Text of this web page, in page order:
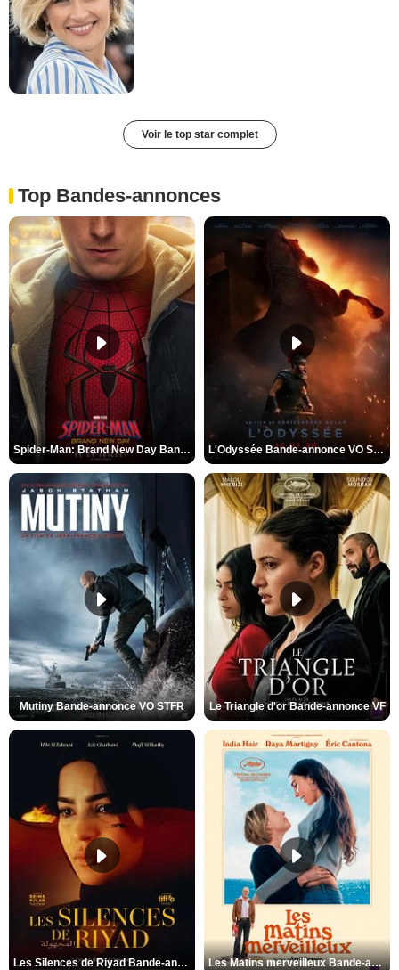
Voir le top star complet
Top Bandes-annonces
Spider-Man: Brand New Day Bande-annonce VO STFR L'Odyssée Bande-annonce VO STFR
Mutiny Bande-annonce VO STFR Le Triangle d'or Bande-annonce VF
Les Silences de Riyad Bande-annonce VO STFR Les Matins merveilleux Bande-annonce VF